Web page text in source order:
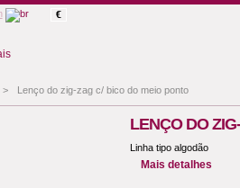
€
> Lenço do zig-zag c/ bico do meio ponto
LENÇO DO
Linha tipo algodão
Mais detalhes